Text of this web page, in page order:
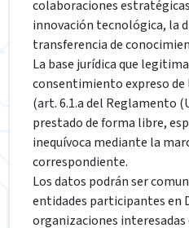
colaboraciones
innovación tecnológica, la
transferencia de
La base jurídica que
consentimiento expreso de
(art. 6.1.a del Reglamento
prestado de forma libre,
inequívoca mediante la
correspondiente.
Los datos podrán ser
entidades participantes en
organizaciones